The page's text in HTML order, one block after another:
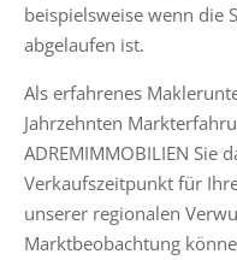
beispielsweise wenn die
abgelaufen ist.
Als erfahrenes
Jahrzehnten
ADREMIMMOBILIEN Sie
Verkaufszeitpunkt für
unserer regionalen
Marktbeobachtung